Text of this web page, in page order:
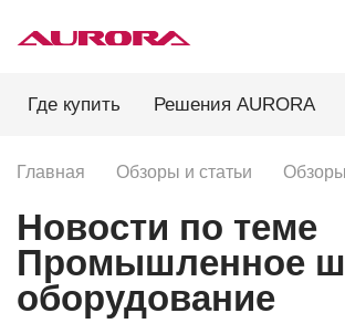
Где купить Решения AURORA
Главная Обзоры и статьи
Новости по теме
Промышленное
оборудование